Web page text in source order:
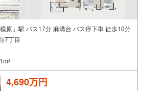
原」駅 バス17分 麻溝台 バス停下車 徒歩10分
7丁目
2
4,690万円